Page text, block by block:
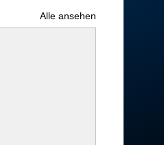
Alle ansehen